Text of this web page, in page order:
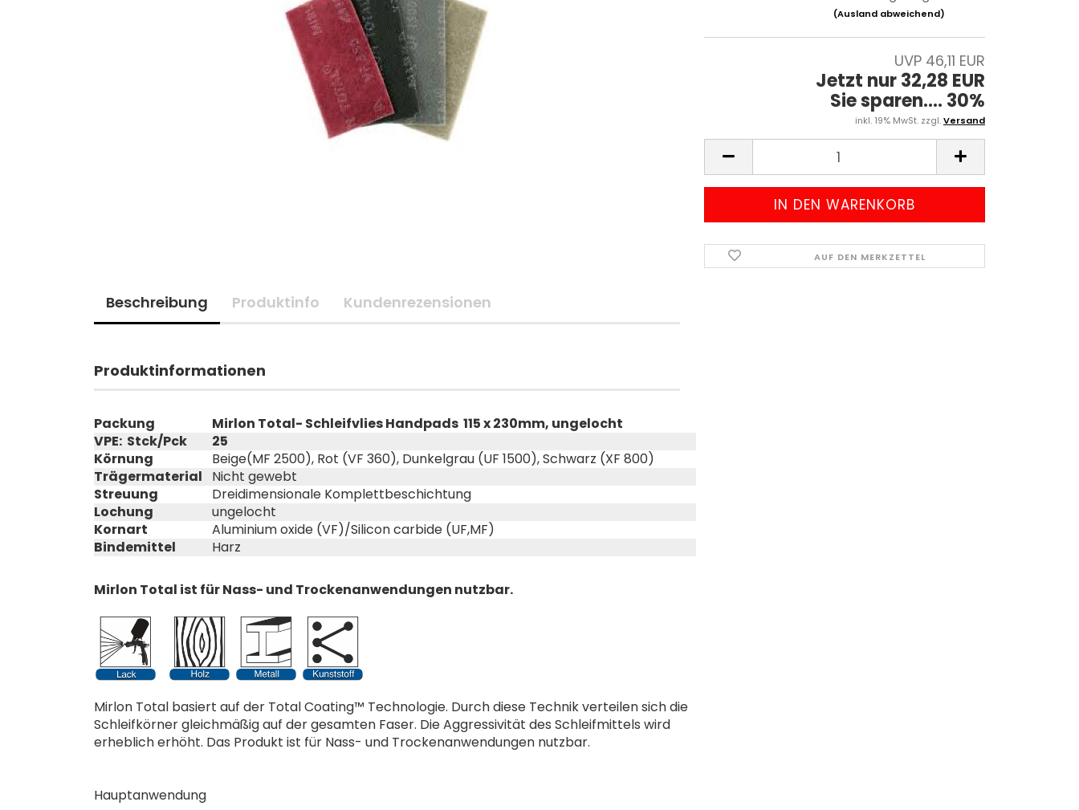
(Ausland abweichend)
UVP 46,11 EUR
Jetzt nur 32,28 EUR
Sie sparen.... 30%
inkl. 19% MwSt. zzgl.Versand
AUF DEN MERKZETTEL
Beschreibung Produktinfo Kundenrezensionen
Produktinformationen
Packung
Mirlon Total- Schleifvlies Handpads 115 x 230mm, ungelocht
VPE: Stck/Pck
25
Körnung
Beige(MF 2500), Rot (VF 360), Dunkelgrau (UF 1500), Schwarz (XF 800)
Trägermaterial
Nicht gewebt
Streuung
Dreidimensionale Komplettbeschichtung
Lochung
ungelocht
Kornart
Aluminium oxide (VF)/Silicon carbide (UF,MF)
Bindemittel
Harz
Mirlon Total ist für Nass- und Trockenanwendungen nutzbar.
Mirlon Total basiert auf der Total Coating™ Technologie. Durch diese Technik verteilen sich die
Schleifkörner gleichmäßig auf der gesamten Faser. Die Aggressivität des Schleifmittels wird
erheblich erhöht. Das Produkt ist für Nass- und Trockenanwendungen nutzbar.
Hauptanwendung